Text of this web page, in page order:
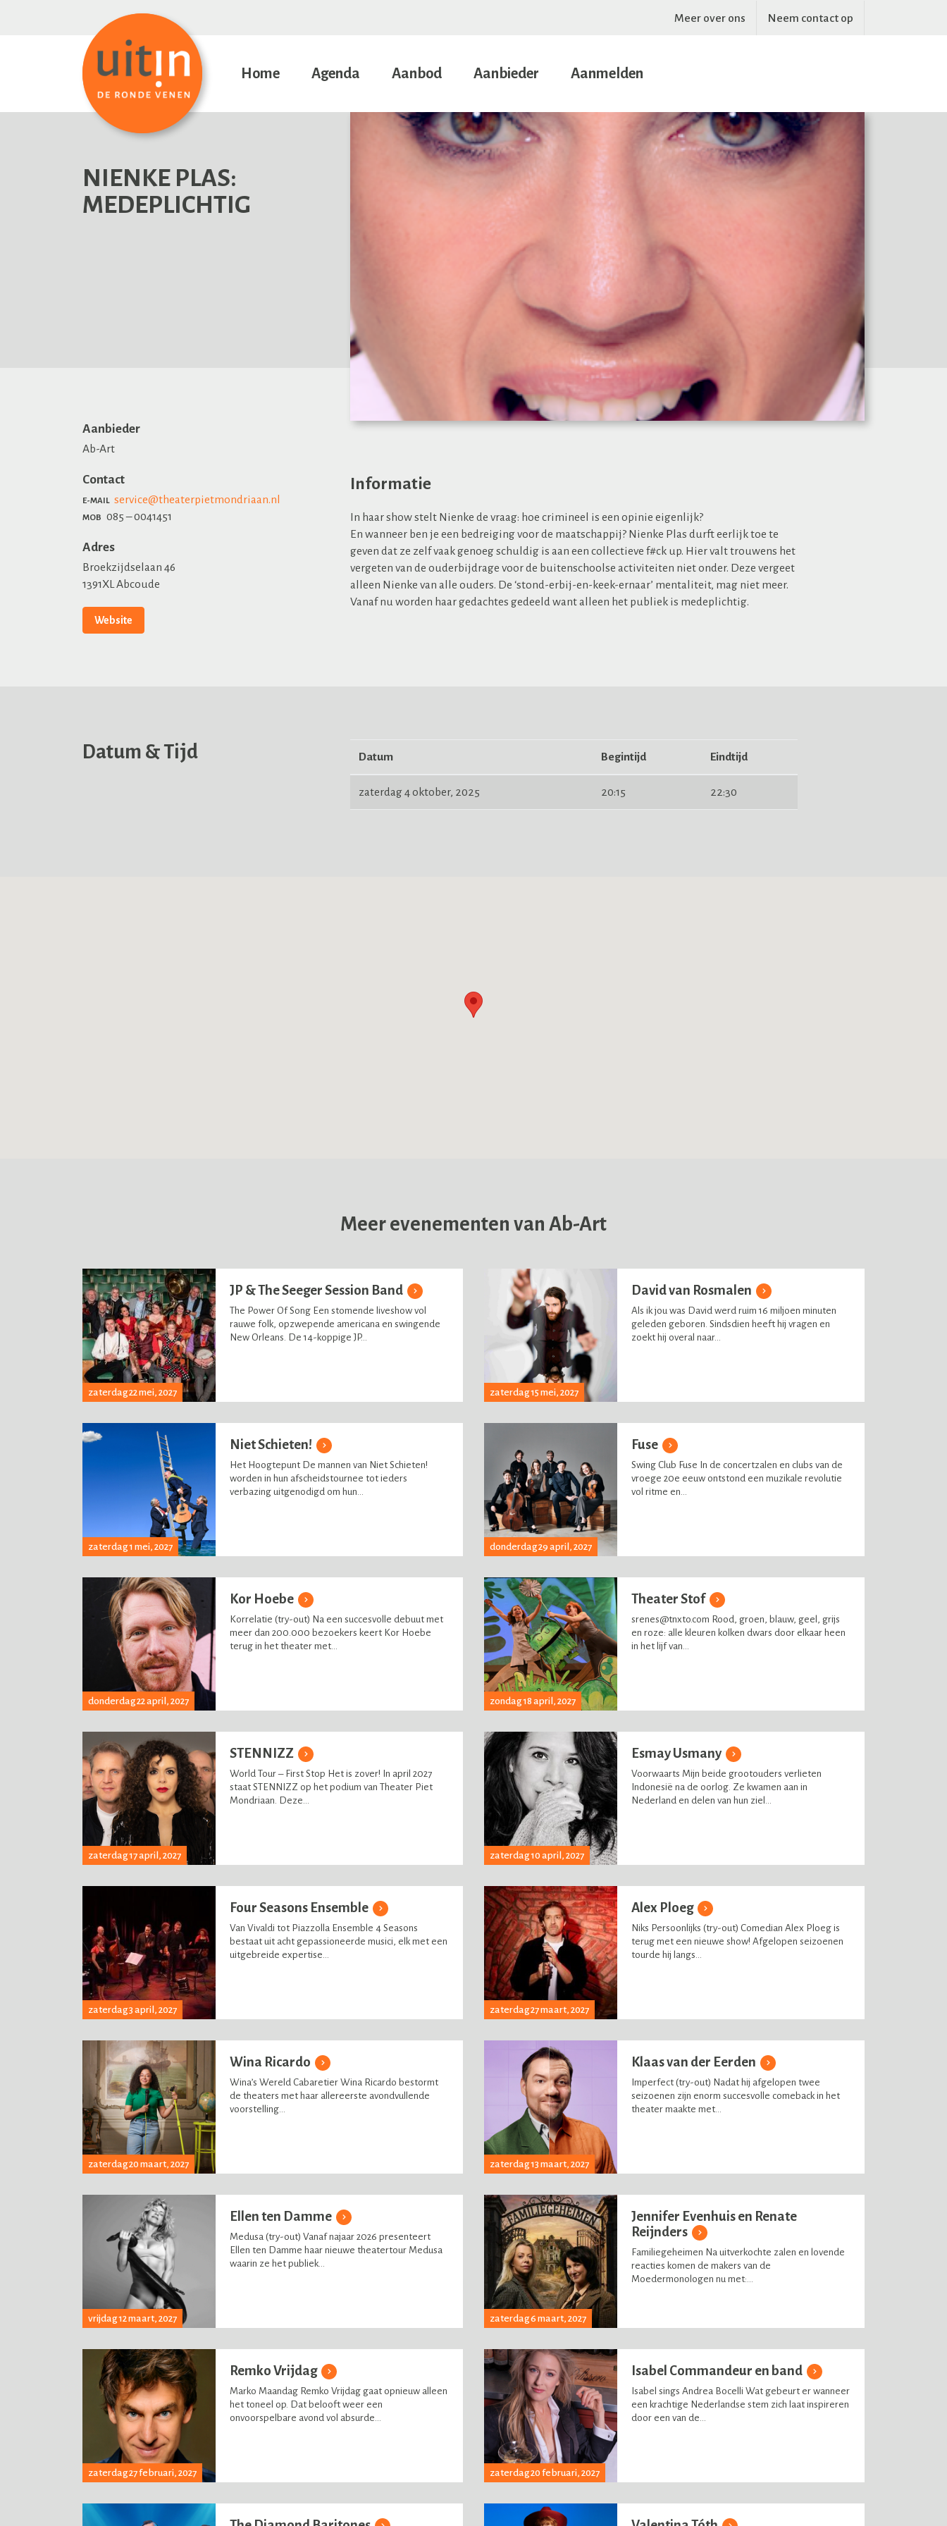
Home Agenda Aanbod Aanbieder Aanmelden
Meer over ons Neem contact op
NIENKE PLAS:
MEDEPLICHTIG
Aanbieder
Ab-Art
Contact
E-MAIL service@theaterpietmondriaan.nl
MOB 085 – 0041451
Adres
Broekzijdselaan 46
1391XL Abcoude
Website
Informatie
In haar show stelt Nienke de vraag: hoe crimineel is een opinie eigenlijk?
En wanneer ben je een bedreiging voor de maatschappij? Nienke Plas durft eerlijk toe te
geven dat ze zelf vaak genoeg schuldig is aan een collectieve f#ck up. Hier valt trouwens het
vergeten van de ouderbijdrage voor de buitenschoolse activiteiten niet onder. Deze vergeet
alleen Nienke van alle ouders. De ‘stond-erbij-en-keek-ernaar’ mentaliteit, mag niet meer.
Vanaf nu worden haar gedachtes gedeeld want alleen het publiek is medeplichtig.
Datum & Tijd Datum Begintijd Eindtijd
zaterdag 4 oktober, 2025 20:15 22:30
Meer evenementen van Ab-Art
zaterdag 22 mei, 2027
JP & The Seeger Session Band
The Power Of Song Een stomende liveshow vol
rauwe folk, opzwepende americana en swingende
New Orleans. De 14-koppige JP...
zaterdag 15 mei, 2027
David van Rosmalen
Als ik jou was David werd ruim 16 miljoen minuten
geleden geboren. Sindsdien heeft hij vragen en
zoekt hij overal naar...
zaterdag 1 mei, 2027
Niet Schieten!
Het Hoogtepunt De mannen van Niet Schieten!
worden in hun afscheidstournee tot ieders
verbazing uitgenodigd om hun...
donderdag 29 april, 2027
Fuse
Swing Club Fuse In de concertzalen en clubs van de
vroege 20e eeuw ontstond een muzikale revolutie
vol ritme en...
donderdag 22 april, 2027
Kor Hoebe
Korrelatie (try-out) Na een succesvolle debuut met
meer dan 200.000 bezoekers keert Kor Hoebe
terug in het theater met...
zondag 18 april, 2027
Theater Stof
srenes@tnxto.com Rood, groen, blauw, geel, grijs
en roze: alle kleuren kolken dwars door elkaar heen
in het lijf van...
zaterdag 17 april, 2027
STENNIZZ
World Tour – First Stop Het is zover! In april 2027
staat STENNIZZ op het podium van Theater Piet
Mondriaan. Deze...
zaterdag 10 april, 2027
Esmay Usmany
Voorwaarts Mijn beide grootouders verlieten
Indonesië na de oorlog. Ze kwamen aan in
Nederland en delen van hun ziel...
zaterdag 3 april, 2027
Four Seasons Ensemble
Van Vivaldi tot Piazzolla Ensemble 4 Seasons
bestaat uit acht gepassioneerde musici, elk met een
uitgebreide expertise...
zaterdag 27 maart, 2027
Alex Ploeg
Niks Persoonlijks (try-out) Comedian Alex Ploeg is
terug met een nieuwe show! Afgelopen seizoenen
tourde hij langs...
zaterdag 20 maart, 2027
Wina Ricardo
Wina’s Wereld Cabaretier Wina Ricardo bestormt
de theaters met haar allereerste avondvullende
voorstelling...
zaterdag 13 maart, 2027
Klaas van der Eerden
Imperfect (try-out) Nadat hij afgelopen twee
seizoenen zijn enorm succesvolle comeback in het
theater maakte met...
vrijdag 12 maart, 2027
Ellen ten Damme
Medusa (try-out) Vanaf najaar 2026 presenteert
Ellen ten Damme haar nieuwe theatertour Medusa
waarin ze het publiek...
zaterdag 6 maart, 2027
Jennifer Evenhuis en Renate
Reijnders
Familiegeheimen Na uitverkochte zalen en lovende
reacties komen de makers van de
Moedermonologen nu met:...
zaterdag 27 februari, 2027
Remko Vrijdag
Marko Maandag Remko Vrijdag gaat opnieuw alleen
het toneel op. Dat belooft weer een
onvoorspelbare avond vol absurde...
zaterdag 20 februari, 2027
Isabel Commandeur en band
Isabel sings Andrea Bocelli Wat gebeurt er wanneer
een krachtige Nederlandse stem zich laat inspireren
door een van de...